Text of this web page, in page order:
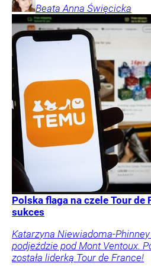
Beata Anna Święcicka
Polska flaga na czele Tour de
sukces
Katarzyna Niewiadoma-
podjeździe pod Mont Ventoux.
została liderką Tour de France!